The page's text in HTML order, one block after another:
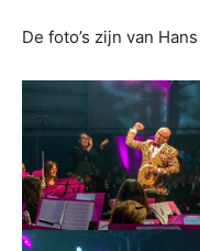
De foto’s zijn van